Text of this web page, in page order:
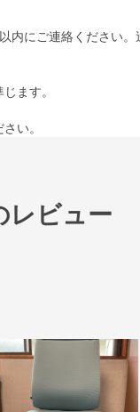
内にご連絡ください
ます。
い。
レビュー